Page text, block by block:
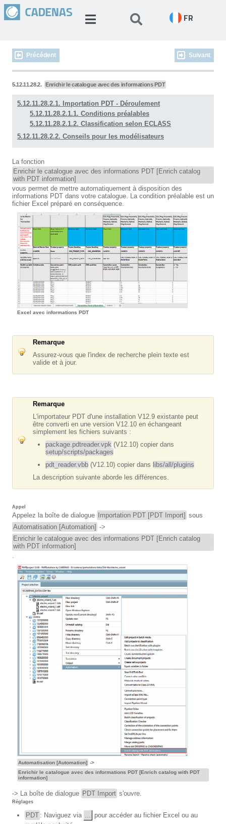
FR
Précédent Suivant
5.12.11.28.2. Enrichir le catalogue avec des informations PDT
5.12.11.28.2.1. Importation PDT - Déroulement
5.12.11.28.2.1.1. Conditions préalables
5.12.11.28.2.1.2. Classification selon ECLASS
5.12.11.28.2.2. Conseils pour les modélisateurs
La fonction
Enrichir le catalogue avec des informations PDT [Enrich catalog
with PDT information]
vous permet de mettre automatiquement à disposition des
informations PDT dans votre catalogue. La condition préalable est un
fichier Excel préparé en conséquence.
Excel avec informations PDT
Remarque
Assurez-vous que l'index de recherche plein texte est
valide et à jour.
Remarque
L'importateur PDT d'une installation V12.9 existante peut
être converti en une version V12.10 en échangeant
simplement les fichiers suivants :
package.pdtreader.vpk (V12.10) copier dans
setup/scripts/packages
pdt_reader.vbb (V12.10) copier dans libs/all/plugins
La description suivante aborde les différences.
Appel
Appelez la boîte de dialogue Importation PDT [PDT Import] sous
Automatisation [Automation] ->
Enrichir le catalogue avec des informations PDT [Enrich catalog
with PDT information]
Automatisation [Automation] ->
Enrichir le catalogue avec des informations PDT [Enrich catalog with PDT
information]
-> La boîte de dialogue PDT Import s'ouvre.
Réglages
PDT : Naviguez via ... pour accéder au fichier Excel ou au